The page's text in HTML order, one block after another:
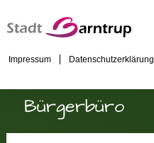
Impressum Datenschutzerklärung
Bürgerbüro